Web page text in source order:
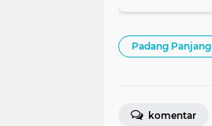
Padang Panjang
komentar